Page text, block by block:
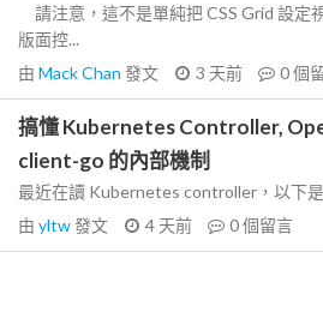
請注意，這不是單純把 CSS Grid 設定
版面控...
由 Mack Chan 發文 3 天前 0個
搞懂 Kubernetes Controller,
client-go 的內部機制
最近在讀 Kubernetes controller，以下
由 yltw發文 4 天前 0個留言